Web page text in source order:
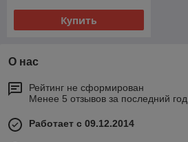
Купить
О нас
Рейтинг не сформирован
Менее 5 отзывов за последний год
Работает с 09.12.2014